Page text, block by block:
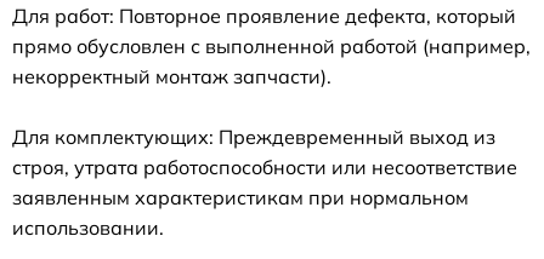
Для работ: Повторное проявление дефекта, который
прямо обусловлен с выполненной работой (например,
некорректный монтаж запчасти).
Для комплектующих: Преждевременный выход из
строя, утрата работоспособности или несоответствие
заявленным характеристикам при нормальном
использовании.